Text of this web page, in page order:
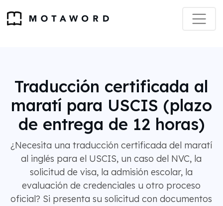
Traducción certificada al
maratí para USCIS (plazo
de entrega de 12 horas)
¿Necesita una traducción certificada del maratí
al inglés para el USCIS, un caso del NVC, la
solicitud de visa, la admisión escolar, la
evaluación de credenciales u otro proceso
oficial? Si presenta su solicitud con documentos